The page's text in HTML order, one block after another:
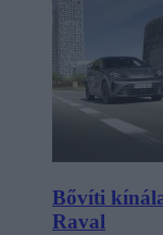
Bővíti
Raval